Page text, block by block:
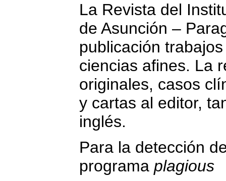
La Revista del
de Asunción –
publicación
ciencias afines. La
originales, casos
y cartas al editor,
inglés.
Para la detección
programa plagious